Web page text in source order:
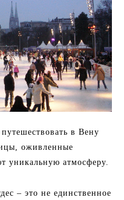
в Вену
оживленные
уникальную атмосферу.
– это не единственное